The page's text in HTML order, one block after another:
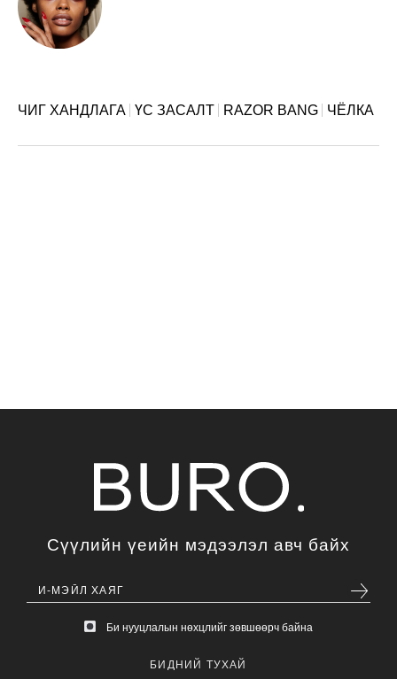
ЧИГ ХАНДЛАГА ҮС ЗАСАЛТ RAZOR BANG ЧЁЛКА
Сүүлийн үеийн мэдээлэл авч байх
Би нууцлалын нөхцлийг зөвшөөрч байна
БИДНИЙ ТУХАЙ